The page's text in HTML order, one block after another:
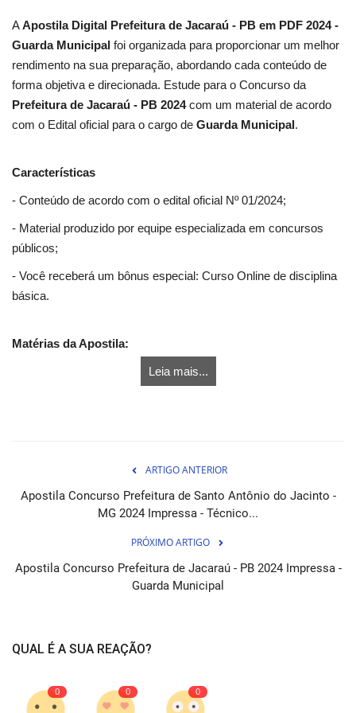
AApostila Digital Prefeitura de Jacaraú - PB em PDF 2024 -
Guarda Municipal foi organizada para proporcionar um melhor
rendimento na sua preparação, abordando cada conteúdo de
forma objetiva e direcionada. Estude para o Concurso da
Prefeitura de Jacaraú - PB 2024com um material de acordo
com o Edital oficial para o cargo de Guarda Municipal.
Características
- Conteúdo de acordo com o edital oficial Nº 01/2024;
- Material produzido por equipe especializada em concursos
públicos;
- Você receberá um bônus especial: Curso Online de disciplina
básica.
Matérias da Apostila:
Leia mais...
ARTIGO ANTERIOR
Apostila Concurso Prefeitura de Santo Antônio do Jacinto -
MG 2024 Impressa - Técnico...
PRÓXIMO ARTIGO
Apostila Concurso Prefeitura de Jacaraú - PB 2024 Impressa -
Guarda Municipal
QUAL É A SUA REAÇÃO?
0 0 0